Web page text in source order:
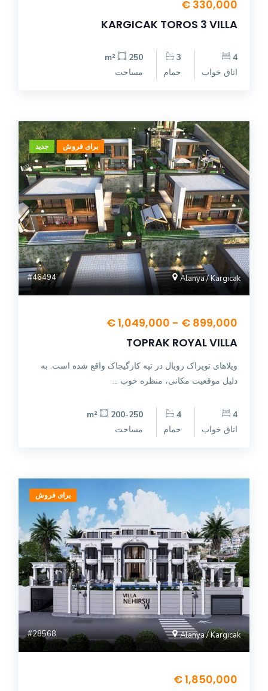
330,000 €
KARGICAK TOROS 3 VILLA
4
اتاق خواب
3
حمام
250 m²
مساحت
برای فروش جدید
Alanya / Kargıcak
#46494
899,000 € - 1,049,000 €
TOPRAK ROYAL VILLA
ویلاهای توپراک رویال در تپه کارگیجاک واقع شده است. به
دلیل موقعیت مکانی، منظره خوب ...
4
اتاق خواب
4
حمام
200-250 m²
مساحت
برای فروش
Alanya / Kargıcak
#28568
1,850,000 €